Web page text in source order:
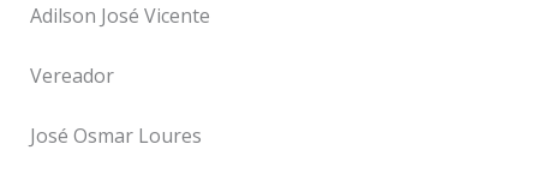
Adilson José Vicente
Vereador
José Osmar Loures